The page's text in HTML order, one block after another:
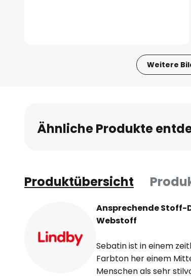
Weitere
Bildgalerie
springen
Ähnliche Produkte
Produktübersicht
Ansprechende Stoff-
Webstoff
Sebatin ist in einem
Farbton her einem
Menschen als sehr